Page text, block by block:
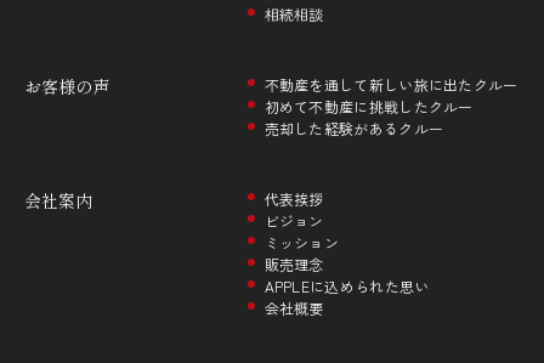
相続相談
お客様の声
不動産を通して新しい旅に出たクルー
初めて不動産に挑戦したクルー
売却した経験があるクルー
会社案内
代表挨拶
ビジョン
ミッション
販売理念
APPLEに込められた思い
会社概要